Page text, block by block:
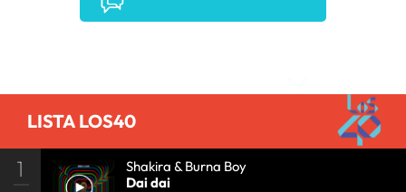
LISTA LOS40
1
Shakira & Burna Boy
Dai dai